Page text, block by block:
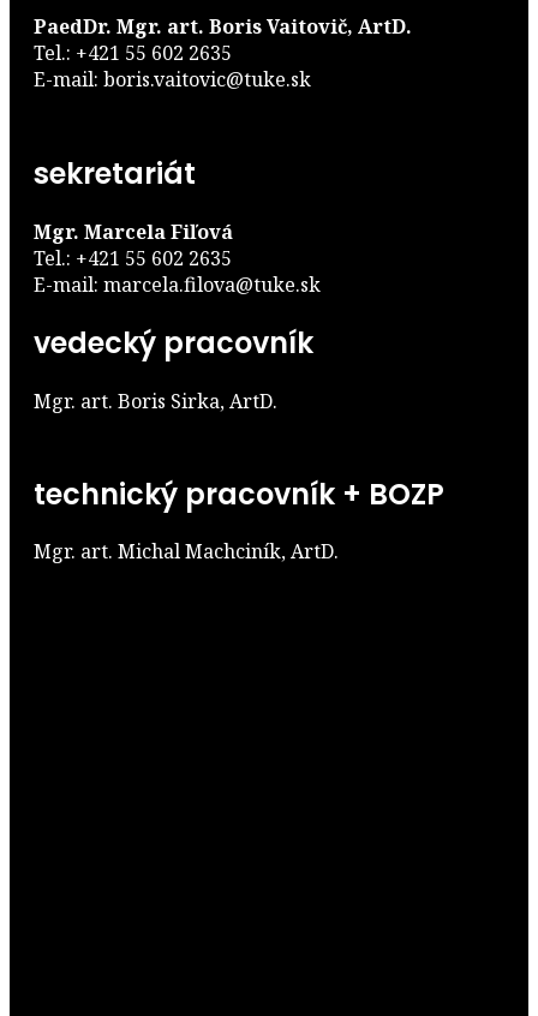
PaedDr. Mgr. art. Boris Vaitovič, ArtD.
Tel.: +421 55 602 2635
E-mail: boris.vaitovic@tuke.sk
sekretariát
Mgr. Marcela Fiľová
Tel.: +421 55 602 2635
E-mail: marcela.filova@tuke.sk
vedecký pracovník
Mgr. art. Boris Sirka, ArtD.
technický pracovník + BOZP
Mgr. art. Michal Machciník, ArtD.